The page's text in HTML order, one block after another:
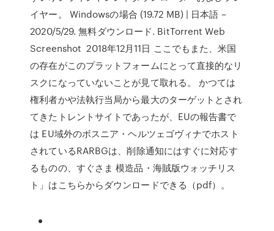
イヤー。 Windowsの場合 (19.72 MB) | 日本語 –
2020/5/29. 無料ダウンロード. BitTorrent Web
Screenshot 2018年12月11日 ここでもまた、米国
の存在がこのプラットフォームにとって直接的なリ
スクになっていないことが見て取れる。 かつては
権利者かや法執行当局から最大のターゲットとされ
てきたトレントサイトであったが、EUの報告書で
は EU域外のボスニア・ヘルツェゴヴィナでホスト
されているRARBGは、削除通知にはすぐに対応す
るものの、すぐさま 模造品・海賊版ウォッチリス
ト」はこちらからダウンロードできる（pdf）。